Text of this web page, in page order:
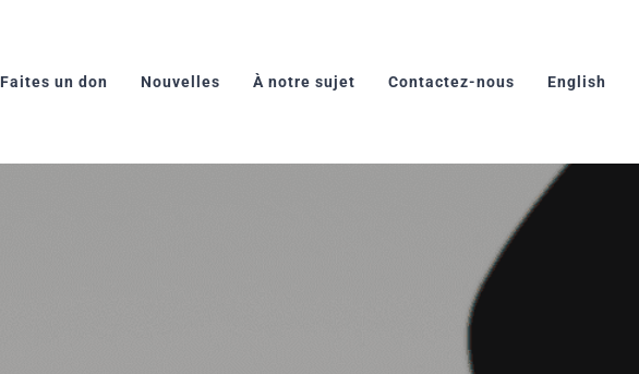
Faites un don Nouvelles À notre sujet Contactez-nous English